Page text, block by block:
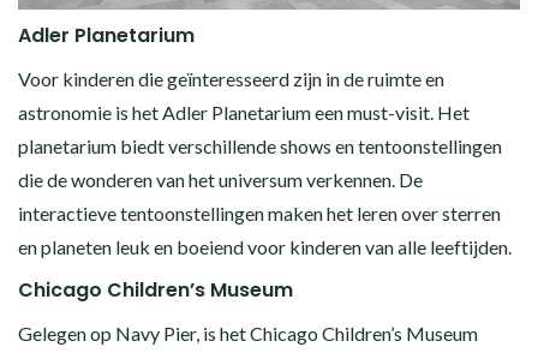
Adler Planetarium
Voor kinderen die geïnteresseerd zijn in de ruimte en
astronomie is het Adler Planetarium een must-visit. Het
planetarium biedt verschillende shows en tentoonstellingen
die de wonderen van het universum verkennen. De
interactieve tentoonstellingen maken het leren over sterren
en planeten leuk en boeiend voor kinderen van alle leeftijden.
Chicago Children’s Museum
Gelegen op Navy Pier, is het Chicago Children’s Museum